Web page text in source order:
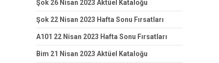
Şok 26 Nisan 2023 Aktüel Kataloğu
Şok 22 Nisan 2023 Hafta Sonu Fırsatları
A101 22 Nisan 2023 Hafta Sonu Fırsatları
Bim 21 Nisan 2023 Aktüel Kataloğu